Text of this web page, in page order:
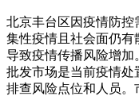
北京丰台区因疫情防
集性疫情且社会面仍
导致疫情传播风险增
批发市场是当前疫情处
排查风险点位和人员